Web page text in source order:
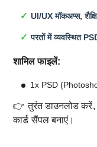
UI/UX मॉकअप्स,
परतों में व्यवस्थित
शामिल फाइलें:
1x PSD
👉 तुरंत डाउनलोड करें,
कार्ड सैंपल बनाएं।